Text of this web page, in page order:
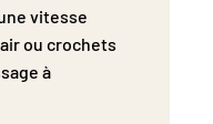
vitesse
ou crochets
à